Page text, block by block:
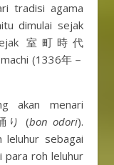
tradisi agama
dimulai sejak
室町時代
(1336年－
akan menari
り (bon odori).
leluhur sebagai
para roh leluhur